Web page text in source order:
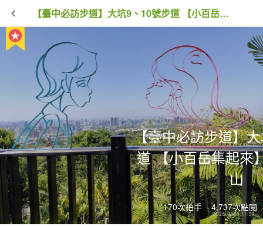
【臺中必訪步道】大坑9、10號步道 【小百岳集起來】#42 南觀音山
【臺中必訪步道】
道 【小百岳集起來
山
170次拍手 4,737次點閱